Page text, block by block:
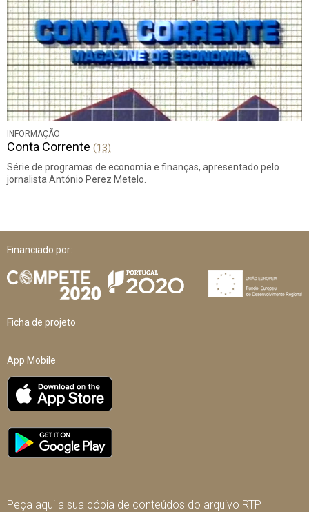
INFORMAÇÃO
Conta Corrente (13)
Série de programas de economia e finanças, apresentado pelo
jornalista António Perez Metelo.
Financiado por:
Ficha de projeto
App Mobile
Peça aqui a sua cópia de conteúdos do arquivo RTP